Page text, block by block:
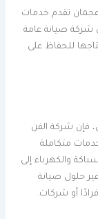
تقدم خدمات
شركة صيانة عامة
للحفاظ على
فإن شركة الفن
متكاملة
والكهرباء إلى
حلول صيانة
أو شركات.